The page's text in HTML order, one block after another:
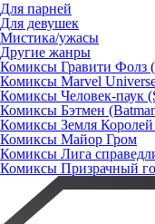
Для парней
Для девушек
Мистика/ужасы
Другие жанры
Комиксы Гравити Фолз
Комиксы Marvel
Комиксы Человек-паук
Комиксы Бэтмен
Комиксы Земля
Комиксы Майор Гром
Комиксы Лига
Комиксы Призрачный